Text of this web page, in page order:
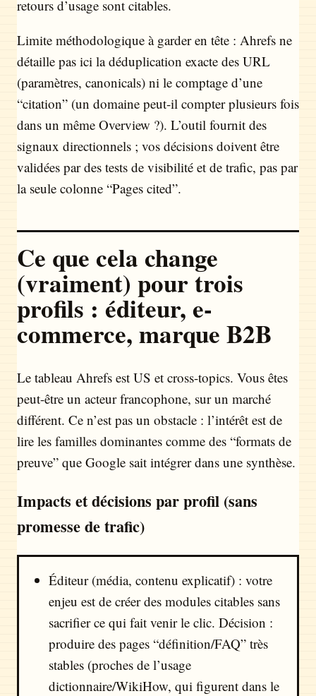
retours d’usage sont citables.
Limite méthodologique à garder en tête : Ahrefs ne
détaille pas ici la déduplication exacte des URL
(paramètres, canonicals) ni le comptage d’une
“citation” (un domaine peut-il compter plusieurs fois
dans un même Overview ?). L’outil fournit des
signaux directionnels ; vos décisions doivent être
validées par des tests de visibilité et de trafic, pas par
la seule colonne “Pages cited”.
Ce que cela change
(vraiment) pour trois
profils : éditeur, e-
commerce, marque B2B
Le tableau Ahrefs est US et cross-topics. Vous êtes
peut-être un acteur francophone, sur un marché
différent. Ce n’est pas un obstacle : l’intérêt est de
lire les familles dominantes comme des “formats de
preuve” que Google sait intégrer dans une synthèse.
Impacts et décisions par profil (sans
promesse de trafic)
Éditeur (média, contenu explicatif) : votre
enjeu est de créer des modules citables sans
sacrifier ce qui fait venir le clic. Décision :
produire des pages “définition/FAQ” très
stables (proches de l’usage
dictionnaire/WikiHow, qui figurent dans le